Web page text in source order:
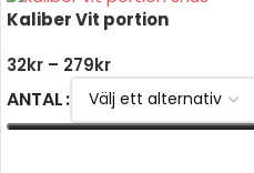
Kaliber Vit portion
32kr – 279kr
ANTAL